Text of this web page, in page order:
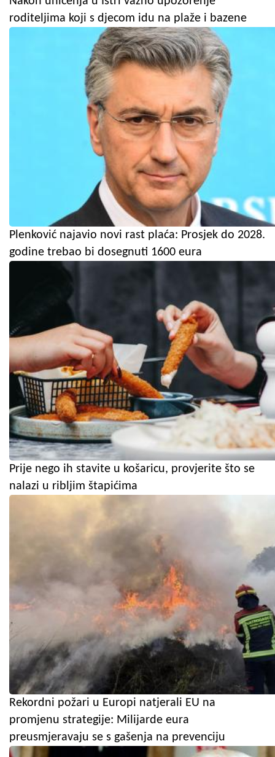
roditeljima koji s djecom idu na plaže i bazene
Plenković najavio novi rast plaća: Prosjek do 2028.
godine trebao bi dosegnuti 1600 eura
Prije nego ih stavite u košaricu, provjerite što se
nalazi u ribljim štapićima
Rekordni požari u Europi natjerali EU na
promjenu strategije: Milijarde eura
preusmjeravaju se s gašenja na prevenciju